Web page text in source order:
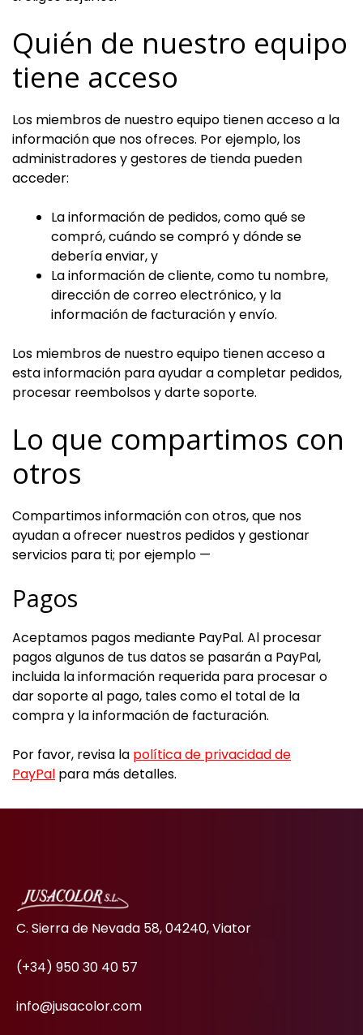
Quién de nuestro equipo
tiene acceso
Los miembros de nuestro equipo tienen acceso a la
información que nos ofreces. Por ejemplo, los
administradores y gestores de tienda pueden
acceder:
La información de pedidos, como qué se
compró, cuándo se compró y dónde se
debería enviar, y
La información de cliente, como tu nombre,
dirección de correo electrónico, y la
información de facturación y envío.
Los miembros de nuestro equipo tienen acceso a
esta información para ayudar a completar pedidos,
procesar reembolsos y darte soporte.
Lo que compartimos con
otros
Compartimos información con otros, que nos
ayudan a ofrecer nuestros pedidos y gestionar
servicios para ti; por ejemplo —
Pagos
Aceptamos pagos mediante PayPal. Al procesar
pagos algunos de tus datos se pasarán a PayPal,
incluida la información requerida para procesar o
dar soporte al pago, tales como el total de la
compra y la información de facturación.
Por favor, revisa la política de privacidad de
PayPal para más detalles.
C. Sierra de Nevada 58, 04240, Viator
(+34) 950 30 40 57
info@jusacolor.com